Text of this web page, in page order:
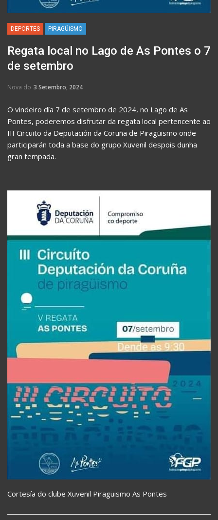
DEPORTES PIRAGÜISMO
Regata local no Lago de As Pontes o 7
de setembro
Nova do 3 Setembro, 2024
O vindeiro día 7 de setembro de 2024, no Lago de As
Pontes, poderemos disfrutar da regata local pertencente ao
III Circuito da Deputación da Coruña de Piragüismo onde
participarán toda a base do grupo Xuvenil despois dunha
gran tempada.
Cortesía do clube Xuvenil Piragüismo As Pontes